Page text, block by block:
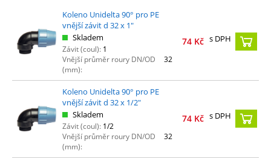
Koleno Unidelta 90° pro PE
vnější závit d 32 x 1"
Skladem
Závit (coul): 1
Vnější průměr roury DN/OD
(mm):
32
74 Kč s DPH
Koleno Unidelta 90° pro PE
vnější závit d 32 x 1/2"
Skladem
Závit (coul): 1/2
Vnější průměr roury DN/OD
(mm):
32
74 Kč s DPH